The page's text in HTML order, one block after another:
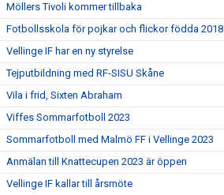
Möllers Tivoli kommer tillbaka
Fotbollsskola för pojkar och flickor födda 2018
Vellinge IF har en ny styrelse
Tejputbildning med RF-SISU Skåne
Vila i frid, Sixten Abraham
Viffes Sommarfotboll 2023
Sommarfotboll med Malmö FF i Vellinge 2023
Anmälan till Knattecupen 2023 är öppen
Vellinge IF kallar till årsmöte